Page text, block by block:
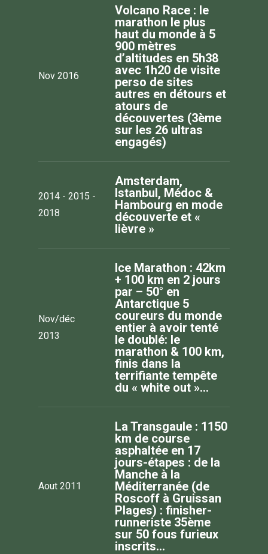
Nov 2016
Volcano Race : le
marathon le plus
haut du monde à 5
900 mètres
d’altitudes en 5h38
avec 1h20 de visite
perso de sites
autres en détours et
atours de
découvertes (3ème
sur les 26 ultras
engagés)
2014 - 2015 -
2018
Amsterdam,
Istanbul, Médoc &
Hambourg en mode
découverte et «
lièvre »
Nov/déc
2013
Ice Marathon : 42km
+ 100 km en 2 jours
par – 50° en
Antarctique 5
coureurs du monde
entier à avoir tenté
le doublé: le
marathon & 100 km,
finis dans la
terrifiante tempête
du « white out »…
Aout 2011
La Transgaule : 1150
km de course
asphaltée en 17
jours-étapes : de la
Manche à la
Méditerranée (de
Roscoff à Gruissan
Plages) : finisher-
runneriste 35ème
sur 50 fous furieux
inscrits…